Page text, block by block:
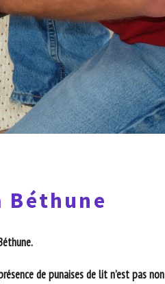
Béthune
de punaises de lit n’est pas non